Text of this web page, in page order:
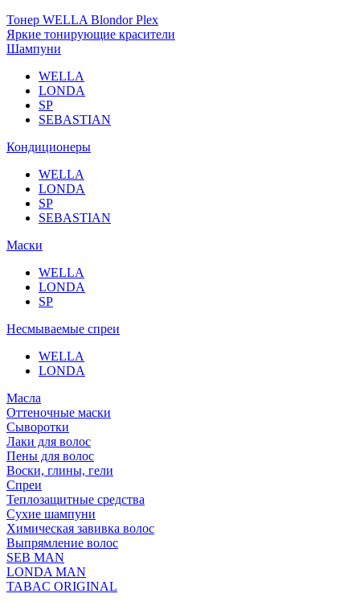
Тонер WELLA Blondor Plex
Яркие тонирующие красители
Шампуни
WELLA
LONDA
SP
SEBASTIAN
Кондиционеры
WELLA
LONDA
SP
SEBASTIAN
Маски
WELLA
LONDA
SP
Несмываемые спреи
WELLA
LONDA
Масла
Оттеночные маски
Сыворотки
Лаки для волос
Пены для волос
Воски, глины, гели
Спреи
Теплозащитные средства
Сухие шампуни
Химическая завивка волос
Выпрямление волос
SEB MAN
LONDA MAN
TABAC ORIGINAL